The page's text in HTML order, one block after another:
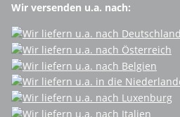
Wir versenden u.a. nach: